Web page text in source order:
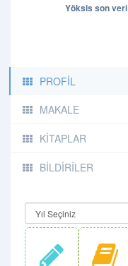
Yöksis son
PROFİL
MAKALE
KİTAPLAR
BİLDİRİLER